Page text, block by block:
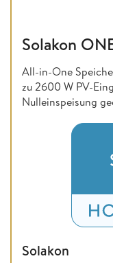
Solakon
All-in-One
zu 2600 W PV-
Nulleinspeisung
Solakon